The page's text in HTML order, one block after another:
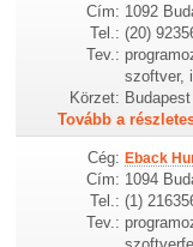
Cím: 1092
Tel.: (20)
Tev.:
szoftver,
Körzet:
Tovább a
Cég: Eback
Cím: 1094
Tel.: (1)
Tev.: